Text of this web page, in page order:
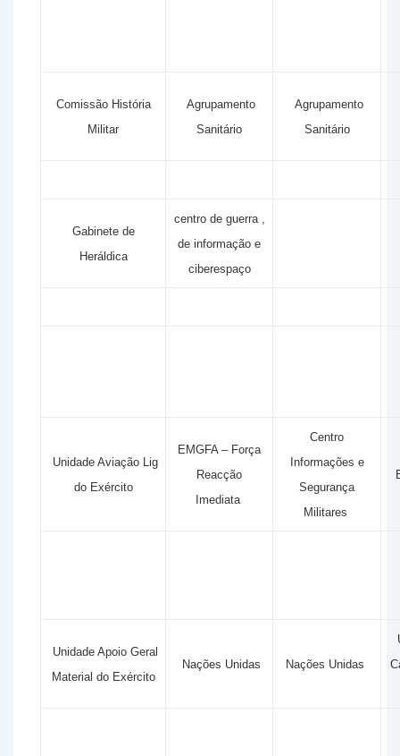
Comissão História
Militar
Agrupamento
Sanitário
Agrupamento
Sanitário
Gabinete de
Heráldica
centro de guerra ,
de informação e
ciberespaço
Unidade Aviação Lig
do Exército
EMGFA – Força
Reacção
Imediata
Centro
Informações e
Segurança
Militares
Unidade Apoio Geral
Material do Exército
Nações Unidas Nações Unidas